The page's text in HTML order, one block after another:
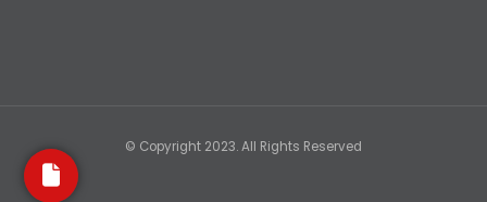
© Copyright 2023. All Rights Reserved